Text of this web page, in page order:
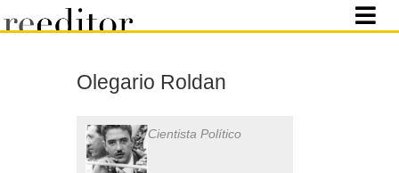
Olegario Roldan
Cientista Político